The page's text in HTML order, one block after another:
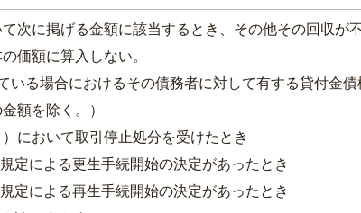
次に掲げる金額に該当するとき、その他その回収が
価額に算入しない。
いる場合におけるその債務者に対して有する貸付金債
額を除く。）
において取引停止処分を受けたとき
による更生手続開始の決定があったとき
による再生手続開始の決定があったとき